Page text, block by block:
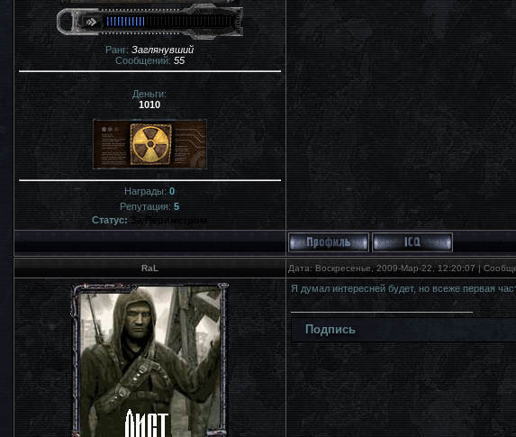
Ранг:Заглянувший
Сообщений: 55
Деньги:
1010
Награды:0
Репутация:5
Статус:За Периметром
RaL Дата: Воскресенье, 2009-Мар-22, 12:20:07 |
Я думал интересней будет, но всеже первая
Подпись